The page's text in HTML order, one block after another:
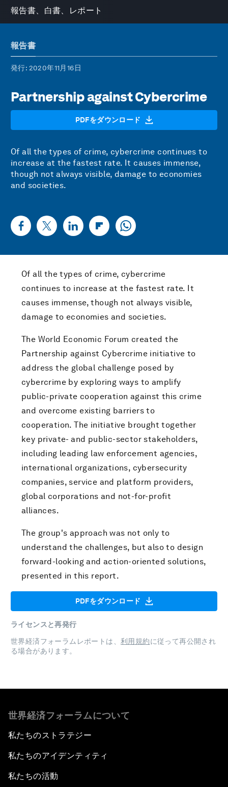
報告書、白書、レポート
報告書
発行: 2020年11月16日
Partnership against Cybercrime
PDFをダウンロード
Of all the types of crime, cybercrime continues to
increase at the fastest rate. It causes immense,
though not always visible, damage to economies
and societies.
Of all the types of crime, cybercrime
continues to increase at the fastest rate. It
causes immense, though not always visible,
damage to economies and societies.
The World Economic Forum created the
Partnership against Cybercrime initiative to
address the global challenge posed by
cybercrime by exploring ways to amplify
public-private cooperation against this crime
and overcome existing barriers to
cooperation. The initiative brought together
key private- and public-sector stakeholders,
including leading law enforcement agencies,
international organizations, cybersecurity
companies, service and platform providers,
global corporations and not-for-profit
alliances.
The group's approach was not only to
understand the challenges, but also to design
forward-looking and action-oriented solutions,
presented in this report.
PDFをダウンロード
ライセンスと再発行
世界経済フォーラムレポートは、 利用規約に従って再公開され
る場合があります。
世界経済フォーラムについて
私たちのストラテジー
私たちのアイデンティティ
私たちの活動